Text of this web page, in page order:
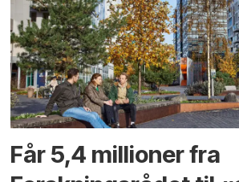
Får 5,4 millioner fra